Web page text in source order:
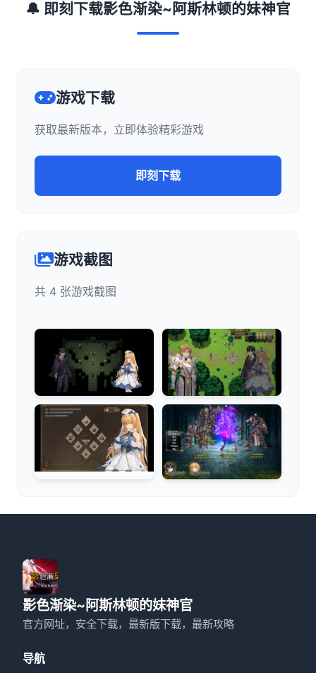
🔔 即刻下载影色渐染~阿斯林顿的妹神官
游戏下载
获取最新版本，立即体验精彩游戏
即刻下载
游戏截图
共 4 张游戏截图
影色渐染~阿斯林顿的妹神官
官方网址，安全下载，最新版下载，最新攻略
导航